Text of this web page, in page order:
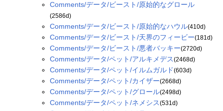
Comments/データ/ビースト/原始的なグロール
(2586d)
Comments/データ/ビースト/原始的なハウル(410d)
Comments/データ/ビースト/天界のフィービー(181d)
Comments/データ/ビースト/悪者バッキー(2720d)
Comments/データ/ペット/アルキメデス(2468d)
Comments/データ/ペット/イルムガルド(603d)
Comments/データ/ペット/カイザー(2668d)
Comments/データ/ペット/グロール(2498d)
Comments/データ/ペット/ネメシス(531d)